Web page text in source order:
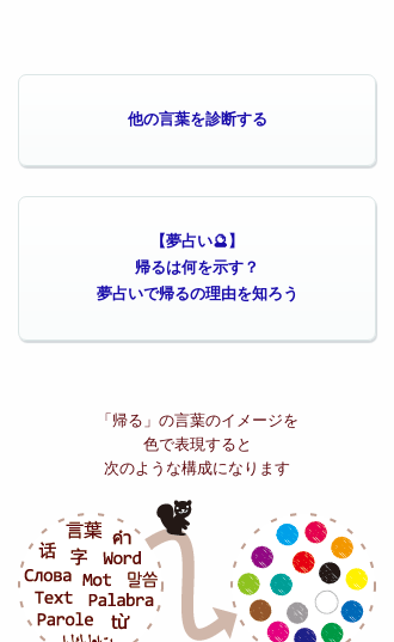
他の言葉を診断する
【夢占い🔮】
帰るは何を示す？
夢占いで帰るの理由を知ろう
「帰る」の言葉のイメージを
色で表現すると
次のような構成になります